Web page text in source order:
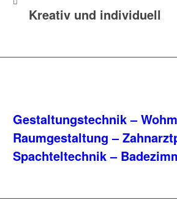
Kreativ und individuell
Gestaltungstechnik –
Raumgestaltung –
Spachteltechnik –